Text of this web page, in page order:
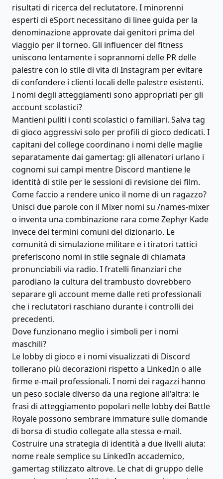
risultati di ricerca del reclutatore. I minorenni
esperti di eSport necessitano di linee guida per la
denominazione approvate dai genitori prima del
viaggio per il torneo. Gli influencer del fitness
uniscono lentamente i soprannomi delle PR delle
palestre con lo stile di vita di Instagram per evitare
di confondere i clienti locali delle palestre esistenti.
I nomi degli atteggiamenti sono appropriati per gli
account scolastici?
Mantieni puliti i conti scolastici o familiari. Salva tag
di gioco aggressivi solo per profili di gioco dedicati. I
capitani del college coordinano i nomi delle maglie
separatamente dai gamertag: gli allenatori urlano i
cognomi sui campi mentre Discord mantiene le
identità di stile per le sessioni di revisione dei film.
Come faccio a rendere unico il nome di un ragazzo?
Unisci due parole con il Mixer nomi su /names-mixer
o inventa una combinazione rara come Zephyr Kade
invece dei termini comuni del dizionario. Le
comunità di simulazione militare e i tiratori tattici
preferiscono nomi in stile segnale di chiamata
pronunciabili via radio. I fratelli finanziari che
parodiano la cultura del trambusto dovrebbero
separare gli account meme dalle reti professionali
che i reclutatori raschiano durante i controlli dei
precedenti.
Dove funzionano meglio i simboli per i nomi
maschili?
Le lobby di gioco e i nomi visualizzati di Discord
tollerano più decorazioni rispetto a LinkedIn o alle
firme e-mail professionali. I nomi dei ragazzi hanno
un peso sociale diverso da una regione all'altra: le
frasi di atteggiamento popolari nelle lobby dei Battle
Royale possono sembrare immature sulle domande
di borsa di studio collegate alla stessa e-mail.
Costruire una strategia di identità a due livelli aiuta:
nome reale semplice su LinkedIn accademico,
gamertag stilizzato altrove. Le chat di gruppo delle